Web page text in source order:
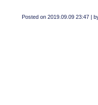
Posted on 2019.09.09 23:47 |